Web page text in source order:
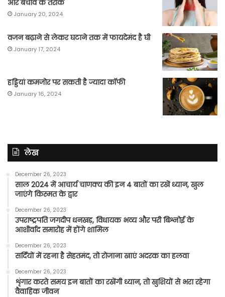
और बचाव के तरीके
January 20, 2024
वजन बढ़ाने से लेकर घटाने तक में फायदेमंद है घी
January 17, 2024
हड्डियां कमजोर पर सकती है ज्यादा कॉफी
January 16, 2024
लेख
December 26, 2023
साल 2024 में आचार्य चाणक्य की इन 4 बातों का रखें ध्यान, खुल
जाएंगे किस्मत के द्वार
December 26, 2023
उपराष्ट्रपति जगदीप धनखड़, विधायक भव्य और परी बिश्नोई के
आशीर्वाद समारोह में होंगे शामिल
December 26, 2023
सर्दियों में रहना है सेहतमंद, तो रोजाना खाएं अदरक का हलवा
December 26, 2023
शृंगार करते समय इन बातों का रखेंगी ध्यान, तो खुशियों से भरा रहेगा
वैवाहिक जीवन